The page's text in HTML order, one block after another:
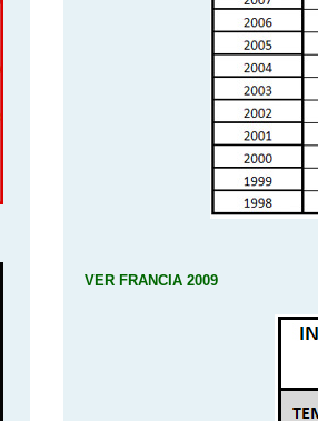
VER FRANCIA 2009